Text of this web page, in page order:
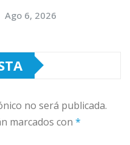
Ago 6, 2026
no será publicada.
marcados con *